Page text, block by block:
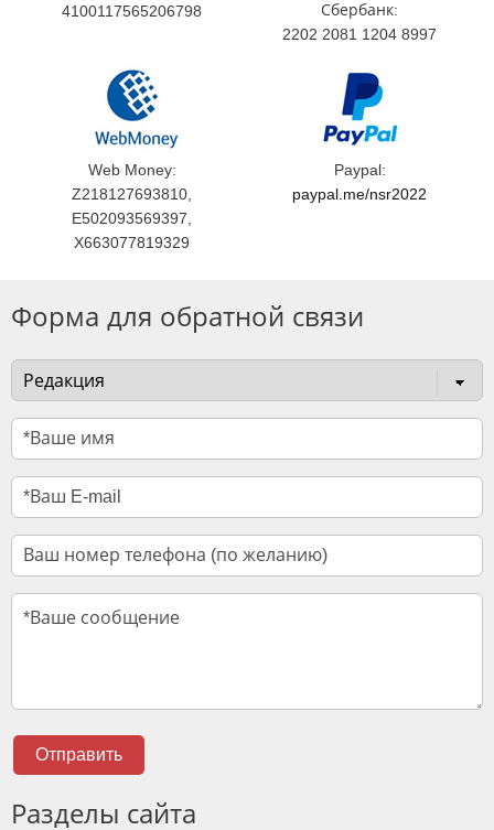
4100117565206798
Сбербанк:
2202 2081 1204 8997
Web Money:
Z218127693810,
E502093569397,
X663077819329
Paypal:
paypal.me/nsr2022
Форма для обратной связи
Отправить
Разделы сайта